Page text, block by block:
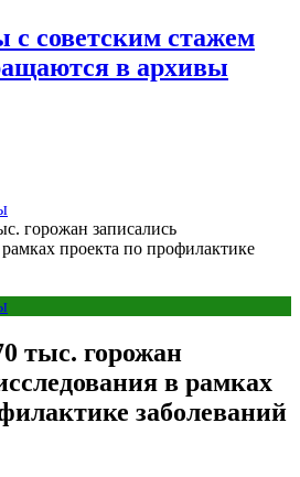
с советским стажем
в архивы
горожан записались
проекта по профилактике
тыс. горожан
в рамках
заболеваний